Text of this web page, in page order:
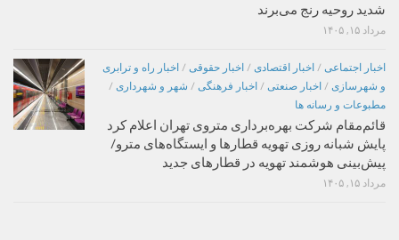
شدید روحیه رنج می‌برند
مرداد ۱۵, ۱۴۰۵
اخبار اجتماعی / اخبار اقتصادی / اخبار حقوقی / اخبار راه و ترابری
و شهرسازی / اخبار صنعتی / اخبار فرهنگی / شهر و شهرداری /
مطبوعات و رسانه ها
قائم‌مقام شرکت بهره‌برداری متروی تهران اعلام کرد
پایش شبانه روزی تهویه قطارها و ایستگاه‌های مترو/
پیش‌بینی هوشمند تهویه در قطارهای جدید
مرداد ۱۵, ۱۴۰۵